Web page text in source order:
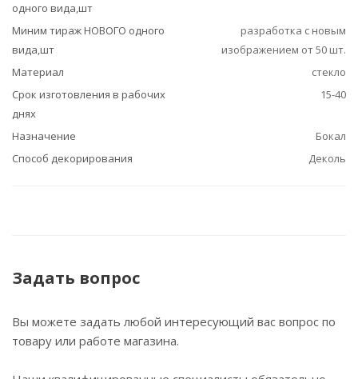
одного вида,шт
Миним тираж НОВОГО одного
вида,шт
разработка с новым
изображением от 50 шт.
Материал
стекло
Срок изготовления в рабочих
днях
15-40
Назначение
Бокал
Способ декорирования
Деколь
Задать вопрос
Вы можете задать любой интересующий вас вопрос по
товару или работе магазина.